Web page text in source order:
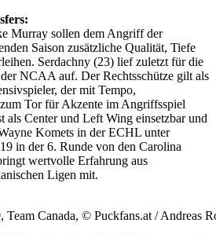
Murray sollen dem Angriff der
Saison zusätzliche Qualität, Tiefe
Serdachny (23) lief zuletzt für die
NCAA auf. Der Rechtsschütze gilt als
der mit Tempo,
Tor für Akzente im Angriffsspiel
als Center und Left Wing einsetzbar und
Komets in der ECHL unter
in der 6. Runde von den Carolina
wertvolle Erfahrung aus
Ligen mit.
Canada, © Puckfans.at / Andreas